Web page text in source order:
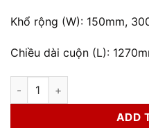
Khổ rộng (W): 150mm,
Chiều dài cuộn (L):
Lá Căn Inox 0.05mm quantity
ADD